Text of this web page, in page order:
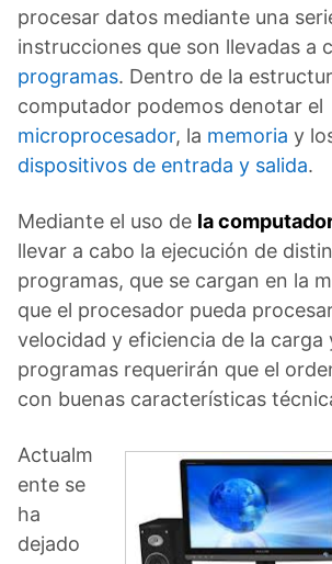
procesar datos mediante una
instrucciones que son llevadas a
programas. Dentro de la
computador podemos denotar el
microprocesador, la memoria y
dispositivos de entrada y salida.
Mediante el uso de la
llevar a cabo la ejecución de
programas, que se cargan en la
que el procesador pueda
velocidad y eficiencia de la carga
programas requerirán que el
con buenas características
Actualm
ente se
ha
dejado